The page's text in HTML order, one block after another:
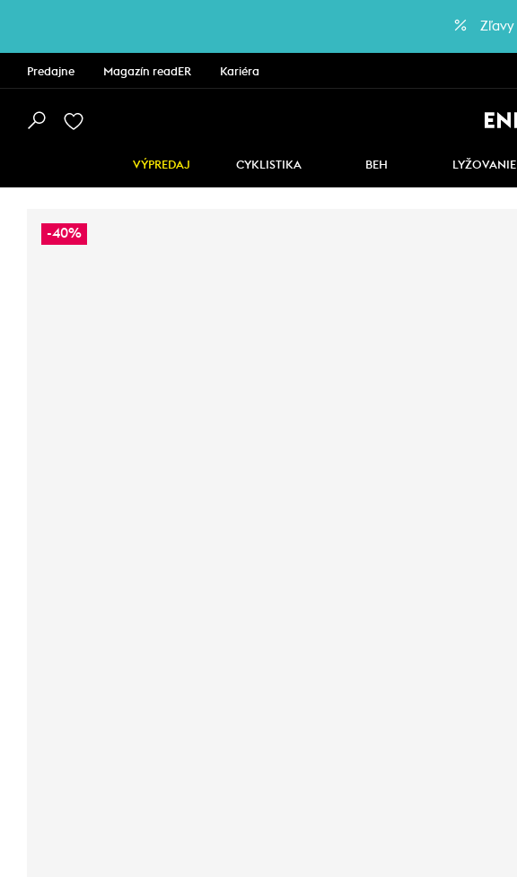
Zľavy
Predajne Magazín readER Kariéra
VÝPREDAJ CYKLISTIKA BEH LYŽOVANIE
-40%